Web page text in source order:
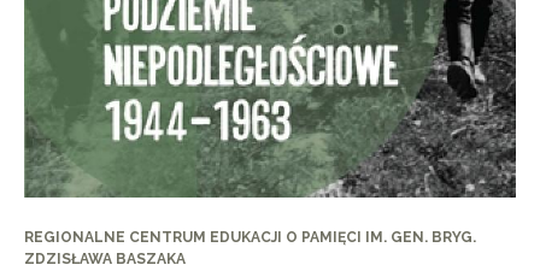
REGIONALNE CENTRUM EDUKACJI O PAMIĘCI IM. GEN. BRYG.
ZDZISŁAWA BASZAKA